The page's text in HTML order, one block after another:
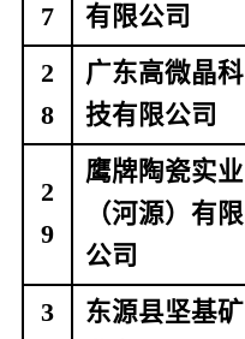
7
有限公司
2
8
广东高微晶科
技有限公司
2
9
鹰牌陶瓷实业
（河源）有限
公司
3
东源县坚基矿